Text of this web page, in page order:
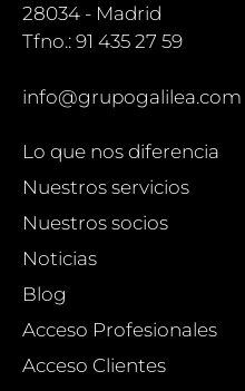
28034 - Madrid
Tfno.: 91 435 27 59
info@grupogalilea.com
Lo que nos diferencia
Nuestros servicios
Nuestros socios
Noticias
Blog
Acceso Profesionales
Acceso Clientes